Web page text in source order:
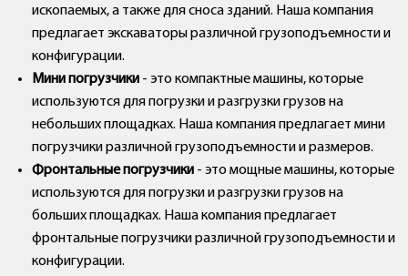
ископаемых, а также для сноса зданий. Наша компания
предлагает экскаваторы различной грузоподъемности и
конфигурации.
Мини погрузчики - это компактные машины, которые
используются для погрузки и разгрузки грузов на
небольших площадках. Наша компания предлагает мини
погрузчики различной грузоподъемности и размеров.
Фронтальные погрузчики - это мощные машины, которые
используются для погрузки и разгрузки грузов на
больших площадках. Наша компания предлагает
фронтальные погрузчики различной грузоподъемности и
конфигурации.